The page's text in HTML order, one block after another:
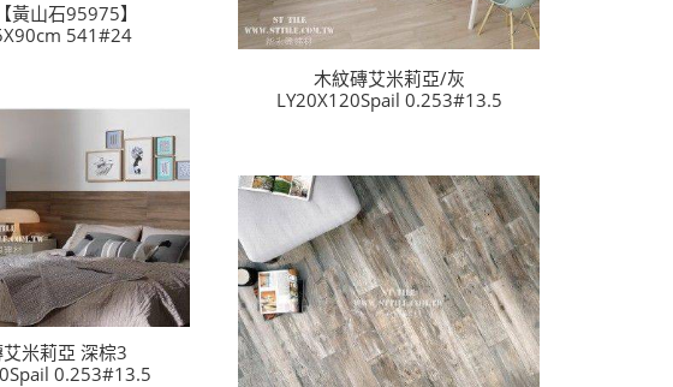
黃山石95975】
541#24
木紋磚艾米莉亞/灰
LY20X120Spail 0.253#13.5
米莉亞 深棕3
0.253#13.5